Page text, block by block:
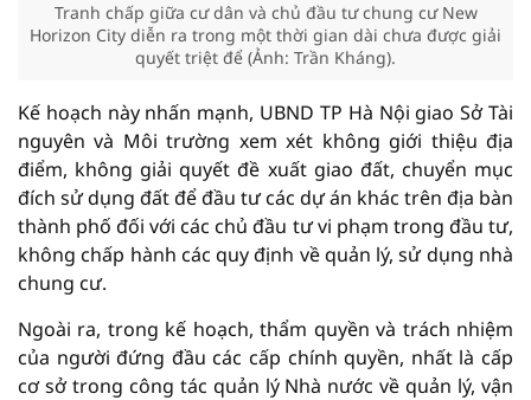
Tranh chấp giữa cư dân và chủ đầu tư chung cư New
Horizon City diễn ra trong một thời gian dài chưa được giải
quyết triệt để (Ảnh: Trần Kháng).
Kế hoạch này nhấn mạnh, UBND TP Hà Nội giao Sở Tài
nguyên và Môi trường xem xét không giới thiệu địa
điểm, không giải quyết đề xuất giao đất, chuyển mục
đích sử dụng đất để đầu tư các dự án khác trên địa bàn
thành phố đối với các chủ đầu tư vi phạm trong đầu tư,
không chấp hành các quy định về quản lý, sử dụng nhà
chung cư.
Ngoài ra, trong kế hoạch, thẩm quyền và trách nhiệm
của người đứng đầu các cấp chính quyền, nhất là cấp
cơ sở trong công tác quản lý Nhà nước về quản lý, vận